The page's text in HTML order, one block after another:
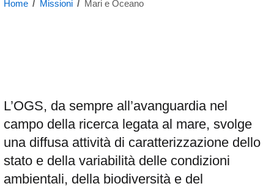
Home / Missioni / Mari e Oceano
L’OGS, da sempre all’avanguardia nel
campo della ricerca legata al mare, svolge
una diffusa attività di caratterizzazione dello
stato e della variabilità delle condizioni
ambientali, della biodiversità e del